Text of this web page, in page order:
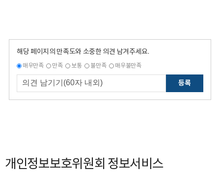
해당 페이지의 만족도와 소중한 의견 남겨주세요.
매우만족 만족 보통 불만족 매우불만족
등록
개인정보보호위원회 정보서비스